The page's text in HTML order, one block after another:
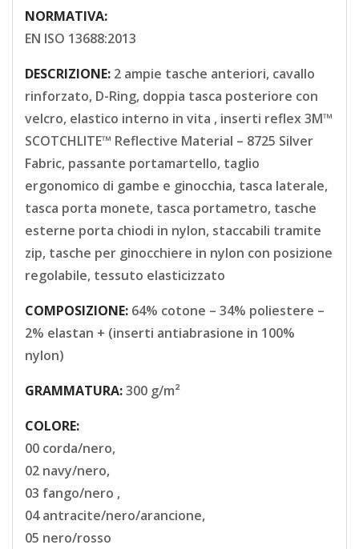
NORMATIVA:
EN ISO 13688:2013
DESCRIZIONE: 2 ampie tasche anteriori, cavallo
rinforzato, D-Ring, doppia tasca posteriore con
velcro, elastico interno in vita , inserti reflex 3M™
SCOTCHLITE™ Reflective Material – 8725 Silver
Fabric, passante portamartello, taglio
ergonomico di gambe e ginocchia, tasca laterale,
tasca porta monete, tasca portametro, tasche
esterne porta chiodi in nylon, staccabili tramite
zip, tasche per ginocchiere in nylon con posizione
regolabile, tessuto elasticizzato
COMPOSIZIONE: 64% cotone – 34% poliestere –
2% elastan + (inserti antiabrasione in 100%
nylon)
GRAMMATURA:300 g/m²
COLORE:
00 corda/nero,
02 navy/nero,
03 fango/nero ,
04 antracite/nero/arancione,
05 nero/rosso